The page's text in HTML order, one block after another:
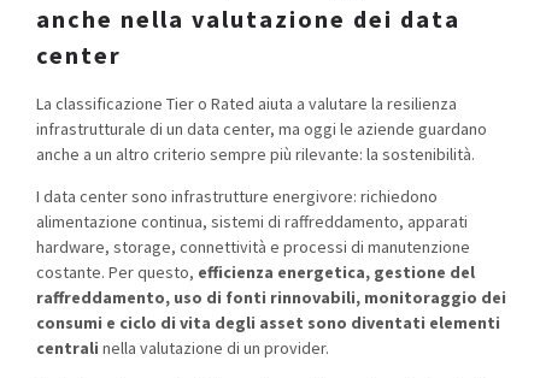
anche nella valutazione dei data
center
La classificazione Tier o Rated aiuta a valutare la resilienza
infrastrutturale di un data center, ma oggi le aziende guardano
anche a un altro criterio sempre più rilevante: la sostenibilità.
I data center sono infrastrutture energivore: richiedono
alimentazione continua, sistemi di raffreddamento, apparati
hardware, storage, connettività e processi di manutenzione
costante. Per questo, efficienza energetica, gestione del
raffreddamento, uso di fonti rinnovabili, monitoraggio dei
consumi e ciclo di vita degli asset sono diventati elementi
centrali nella valutazione di un provider.